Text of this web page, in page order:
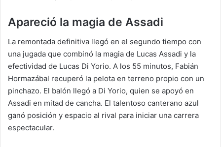
Apareció la magia de Assadi
La remontada definitiva llegó en el segundo tiempo con
una jugada que combinó la magia de Lucas Assadi y la
efectividad de Lucas Di Yorio. A los 55 minutos, Fabián
Hormazábal recuperó la pelota en terreno propio con un
pinchazo. El balón llegó a Di Yorio, quien se apoyó en
Assadi en mitad de cancha. El talentoso canterano azul
ganó posición y espacio al rival para iniciar una carrera
espectacular.